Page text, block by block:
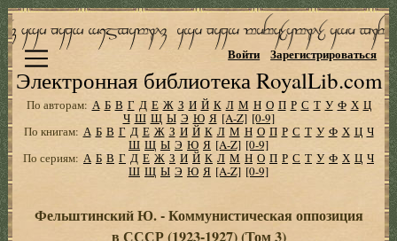
Электронная библиотека RoyalLib.com
Войти Зарегистрироваться
По авторам: А Б В Г Д Е Ж З И Й К Л М Н О П Р С Т У Ф Х Ц
Ч Ш Щ Ы Э Ю Я [A-Z] [0-9]
По книгам: А Б В Г Д Е Ж З И Й К Л М Н О П Р С Т У Ф Х Ц Ч
Ш Щ Ы Э Ю Я [A-Z] [0-9]
По сериям: А Б В Г Д Е Ж З И Й К Л М Н О П Р С Т У Ф Х Ц Ч
Ш Щ Ы Э Ю Я [A-Z] [0-9]
Фельштинский Ю. - Коммунистическая оппозиция
в СССР (1923-1927) (Том 3)